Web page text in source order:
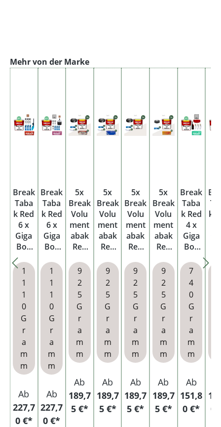
Produktgalerie überspringen
Mehr von der Marke
Break
Taba
k Red
6 x
Giga
Box
mit
wähl
baren
Filter
hülse
n
1
1
1
0
G
r
a
m
m
Ab
227,7
0 €*
Break
Taba
k Red
6 x
Giga
Box
wähl
baren
Hülse
n
1
1
1
0
G
r
a
m
m
Ab
227,7
0 €*
5x
Break
Volu
ment
abak
Red
Box
mit
2000
Speci
al
Size
Filter
hülse
n und
Asch
enbe
cher
9
2
5
G
r
a
m
m
Ab
189,7
5 €*
5x
Break
Volu
ment
abak
Red
Box
mit
2000
Speci
al
Size
Filter
hülse
n
9
2
5
G
r
a
m
m
Ab
189,7
5 €*
5x
Break
Volu
ment
abak
Red
Box
mit
Roule
tte-
Asch
enbe
cher
9
2
5
G
r
a
m
m
Ab
189,7
5 €*
5x
Break
Volu
ment
abak
Red
Box
mit
1000
Allro
und
Xtra
Hülse
n
9
2
5
G
r
a
m
m
Ab
189,7
5 €*
Break
Taba
k Red
4 x
Giga
Box
wähl
baren
Hülse
n und
Metal
letui
7
4
0
G
r
a
m
m
Ab
151,8
0 €*
k
0